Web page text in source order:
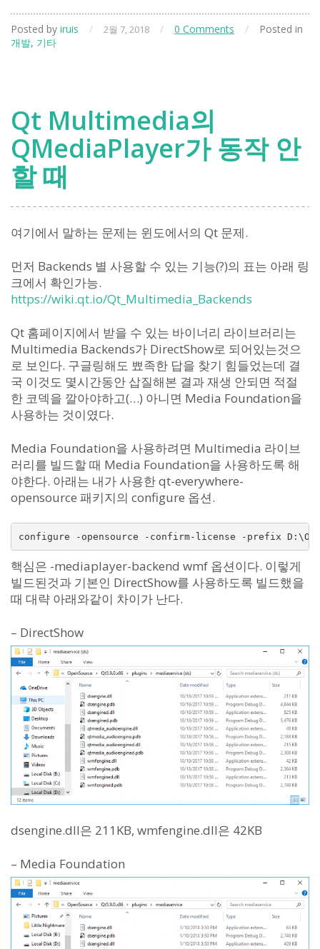
Posted by iruis / 2월 7, 2018 / 0 Comments /
Posted in
개발, 기타
Qt Multimedia의
QMediaPlayer가 동작 안
할 때
여기에서 말하는 문제는 윈도에서의 Qt 문제.
먼저 Backends 별 사용할 수 있는 기능(?)의 표는 아래 링
크에서 확인가능.
https://wiki.qt.io/Qt_Multimedia_Backends
Qt 홈페이지에서 받을 수 있는 바이너리 라이브러리는
Multimedia Backends가 DirectShow로 되어있는것으
로 보인다. 구글링해도 뾰족한 답을 찾기 힘들었는데 결
국 이것도 몇시간동안 삽질해본 결과 재생 안되면 적절
한 코덱을 깔아야하고(…) 아니면 Media Foundation을
사용하는 것이였다.
Media Foundation을 사용하려면 Multimedia 라이브
러리를 빌드할 때 Media Foundation을 사용하도록 해
야한다. 아래는 내가 사용한 qt-everywhere-
opensource 패키지의 configure 옵션.
configure -opensource -confirm-license -prefix
핵심은 -mediaplayer-backend wmf 옵션이다. 이렇게
빌드된것과 기본인 DirectShow를 사용하도록 빌드했을
때 대략 아래와같이 차이가 난다.
– DirectShow
dsengine.dll은 211KB, wmfengine.dll은 42KB
– Media Foundation